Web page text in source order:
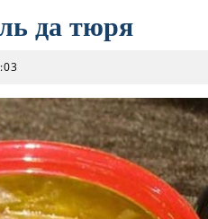
да тюря